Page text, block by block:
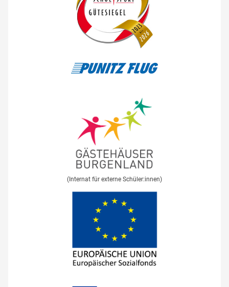
(Internat für externe Schüler:innen)